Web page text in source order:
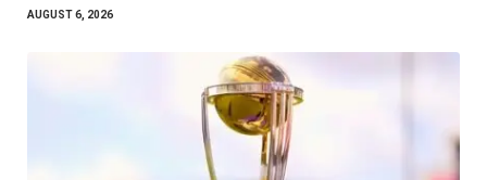
AUGUST 6, 2026